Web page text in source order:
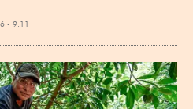
- 9:11